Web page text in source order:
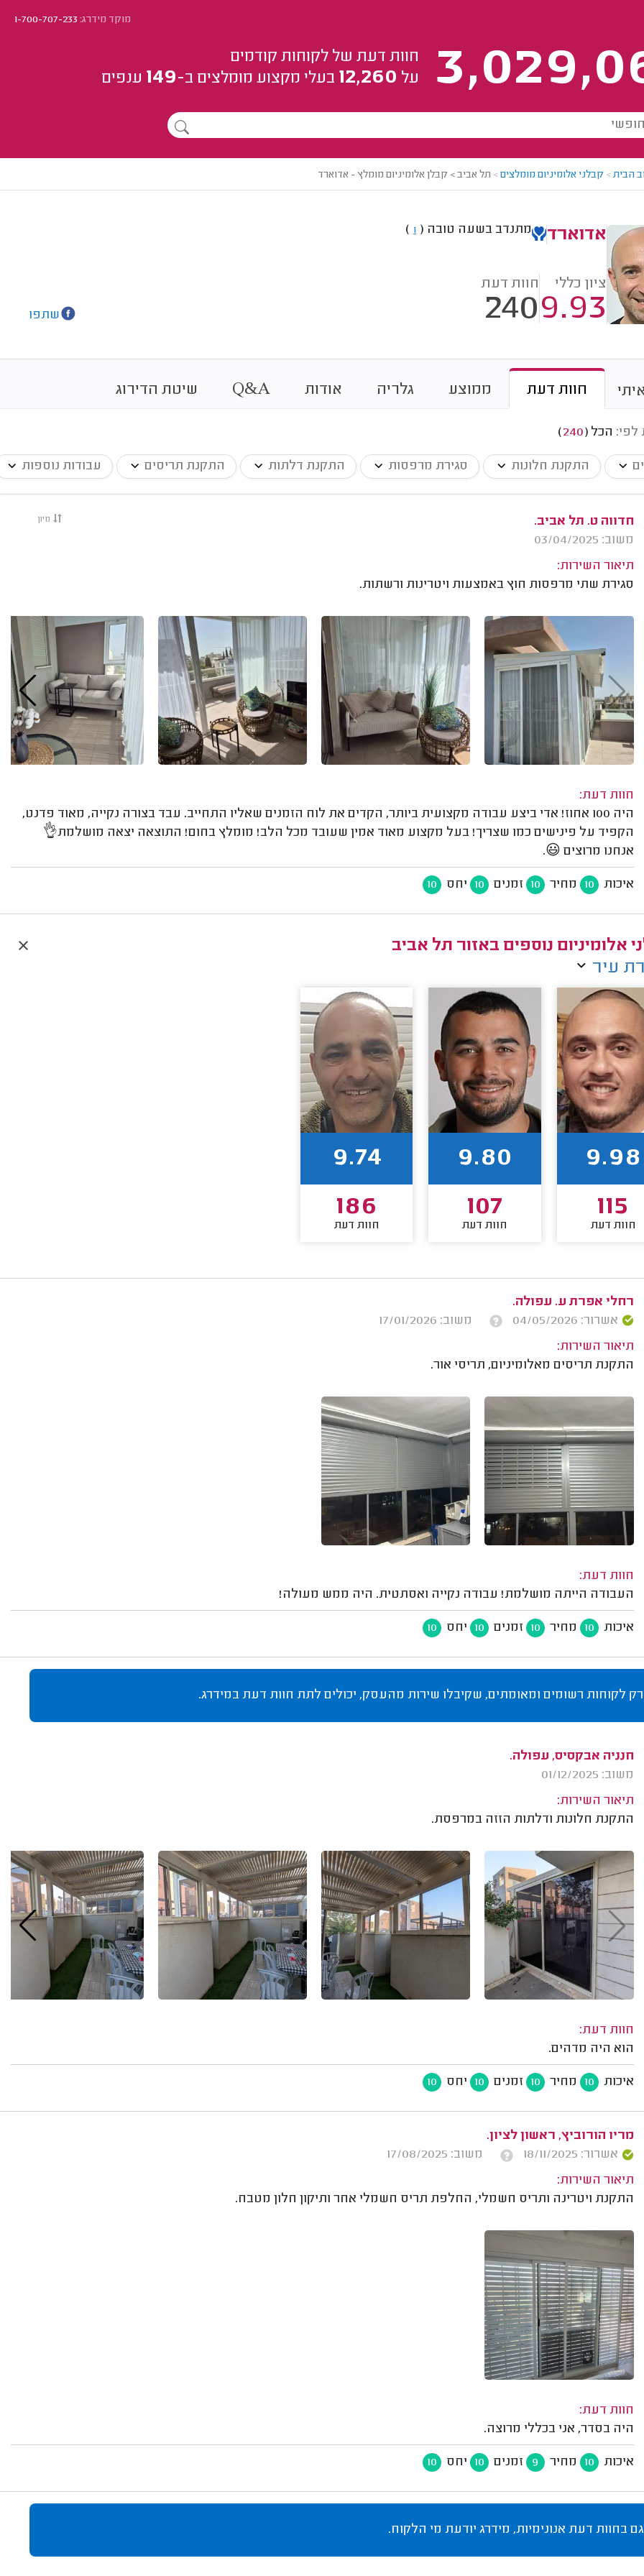
מוקד מידרג:1-700-707-233
חוות דעת של לקוחות קודמים
על 12,260 בעלי מקצוע מומלצים ב-149 ענפים
הבית> קבלני אלומיניום מומלצים> תל אביב > קבלן אלומיניום מומלץ - אדוארד
אדוארד מתנדב בשעה טובה (
1
)
ציון כללי
9.93
חוות דעת
240 שתפו
חוות דעת ממוצע גלריה אודות Q&A שיטת הדירוג
לפי: הכל (
240
)
התקנת חלונות סגירת מרפסות התקנת דלתות התקנת תריסים עבודות נוספות
מיון
חדווה ט. תל אביב.
משוב: 03/04/2025
תיאור השירות:
סגירת שתי מרפסות חוץ באמצעות ויטרינות ורשתות.
חוות דעת:
היה 100 אחוז! אדי ביצע עבודה מקצועית ביותר, הקדים את לוח הזמנים שאליו התחייב. עבד בצורה נקייה, מאוד פדנט,
הקפיד על פינישים כמו שצריך! בעל מקצוע מאוד אמין שעובד מכל הלב! מומלץ בחום! התוצאה יצאה מושלמת👌
אנחנו מרוצים 😃.
איכות 10 מחיר 10 זמנים 10 יחס 10
אלומיניום נוספים באזור תל אביב
עיר
9.98
115
חוות דעת
9.80
107
חוות דעת
9.74
186
חוות דעת
רחלי אפרת ע. עפולה.
אשרור: 04/05/2026
משוב: 17/01/2026
תיאור השירות:
התקנת תריסים מאלומיניום, תריסי אור.
חוות דעת:
העבודה הייתה מושלמת! עבודה נקייה ואסתטית. היה ממש מעולה!
איכות 10 מחיר 10 זמנים 10 יחס 10
רק לקוחות רשומים ומאומתים, שקיבלו שירות מהעסק, יכולים לתת חוות דעת במידרג.
חנניה אבקסיס, עפולה.
משוב: 01/12/2025
תיאור השירות:
התקנת חלונות ודלתות הזזה במרפסת.
חוות דעת:
הוא היה מדהים.
איכות 10 מחיר 10 זמנים 10 יחס 10
מריו הורוביץ, ראשון לציון.
אשרור: 18/11/2025
משוב: 17/08/2025
תיאור השירות:
התקנת ויטרינה ותריס חשמלי, החלפת תריס חשמלי אחר ותיקון חלון מטבח.
חוות דעת:
היה בסדר, אני בכללי מרוצה.
איכות 10 מחיר 9 זמנים 10 יחס 10
גם בחוות דעת אנונימיות, מידרג יודעת מי הלקוח.